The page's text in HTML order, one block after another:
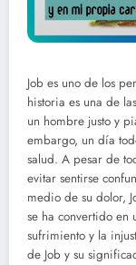
Job es uno de los
historia es una de
un hombre justo y
embargo, un día
salud. A pesar de
evitar sentirse
medio de su dolor,
se ha convertido en
sufrimiento y la
de Job y su